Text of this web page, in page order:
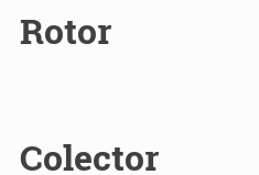
Rotor
Colector